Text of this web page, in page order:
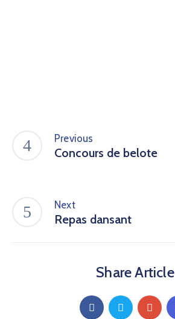
Previous
Concours de belote
Next
Repas dansant
Share Article